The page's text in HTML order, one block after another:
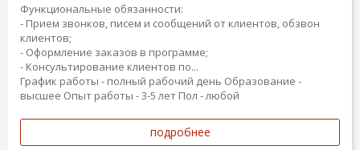
Функциональные обязанности:
- Прием звонков, писем и сообщений от клиентов, обзвон
клиентов;
- Оформление заказов в программе;
- Консультирование клиентов по...
График работы - полный рабочий день Образование -
высшее Опыт работы - 3-5 лет Пол - любой
подробнее